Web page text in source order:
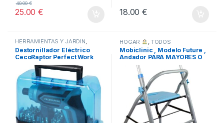
25.00€
40.00€
18.00€
HERRAMIENTAS Y JARDÍN
TODOS
Destornillador Eléctrico
CecoRaptor Perfect Work
360 Advance.
HOGAR TODOS
Mobiclinic , Modelo Future ,
Andador PARA MAYORES O
MINUSVALIDOS